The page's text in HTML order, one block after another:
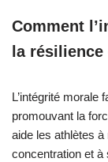
Comment
la
L’intégrité morale
promouvant la
aide les athlètes
concentration et